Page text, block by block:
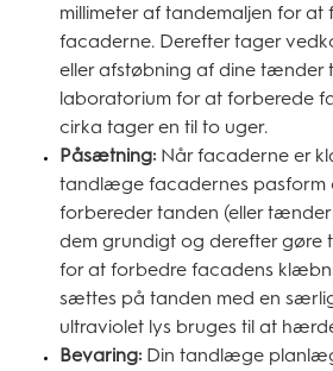
millimeter af tandemaljen for at
facaderne. Derefter tager
eller afstøbning af dine tænder
laboratorium for at forberede
cirka tager en til to uger.
Påsætning: Når facaderne er
tandlæge facadernes pasform
forbereder tanden (eller
dem grundigt og derefter gøre
for at forbedre facadens
sættes på tanden med en
ultraviolet lys bruges til at
Bevaring: Din tandlæge